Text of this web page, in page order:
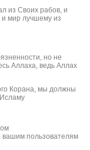
из Своих рабов, и
и мир лучшему из
но не
Аллаха, ведь Аллах
Корана, мы должны
пользователям